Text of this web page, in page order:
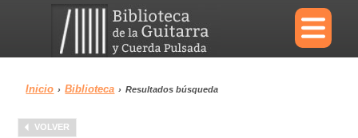
×
Menu
Inicio › Biblioteca › Resultados búsqueda
VOLVER